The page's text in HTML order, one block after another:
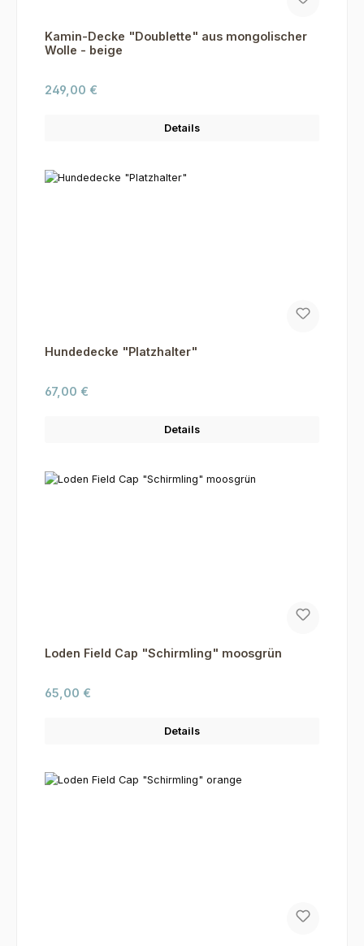
Kamin-Decke "Doublette" aus mongolischer
Wolle - beige
Regulärer Preis:
249,00 €
Details
Hundedecke "Platzhalter"
Regulärer Preis:
67,00 €
Details
Loden Field Cap "Schirmling" moosgrün
Regulärer Preis:
65,00 €
Details